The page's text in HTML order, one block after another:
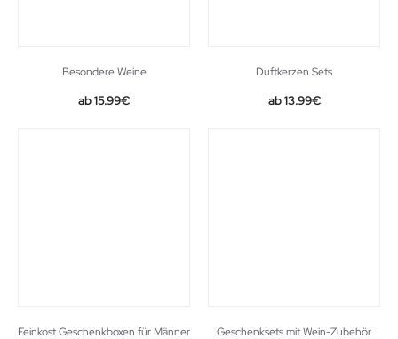
Besondere Weine
15.99€
Duftkerzen Sets
Original
13.99€Current
Feinkost Geschenkboxen für Männer Geschenksets mit Wein-Zubehör